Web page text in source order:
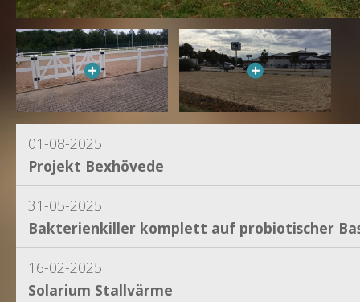
01-08-2025
Projekt Bexhövede
31-05-2025
Bakterienkiller komplett auf probiotischer
16-02-2025
Solarium Stallvärme